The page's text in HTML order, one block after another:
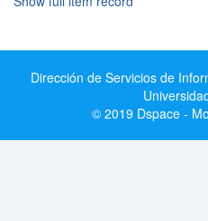
Dirección de Servicios de
© 2019 Dspace -